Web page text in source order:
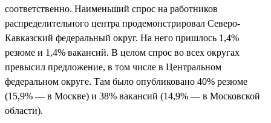
соответственно. Наименьший спрос на работников
распределительного центра продемонстрировал Северо-
Кавказский федеральный округ. На него пришлось 1,4%
резюме и 1,4% вакансий. В целом спрос во всех округах
превысил предложение, в том числе в Центральном
федеральном округе. Там было опубликовано 40% резюме
(15,9% — в Москве) и 38% вакансий (14,9% — в Московской
области).